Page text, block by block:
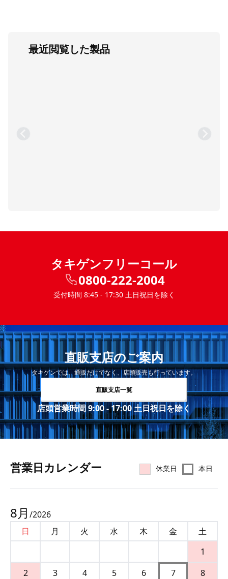
最近閲覧した製品
タキゲンフリーコール
0800-222-2004
受付時間 8:45 - 17:30 土日祝日を除く
直販支店のご案内
タキゲンでは、通販だけでなく、店頭販売も行っています。
直販支店一覧
店頭営業時間 9:00 - 17:00 土日祝日を除く
営業⽇カレンダー 休業日 本日
8月 /2026
日
月 火 水 木 金
土
1
2
3 4 5 6 7
8